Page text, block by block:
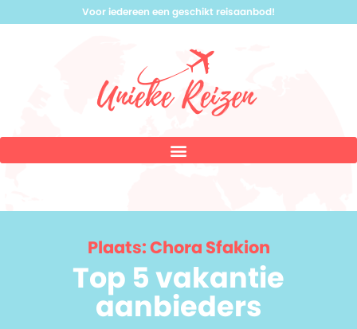
Voor iedereen een geschikt reisaanbod!
Plaats: Chora Sfakion
Top 5 vakantie
aanbieders